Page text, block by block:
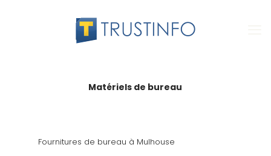
Matériels de bureau
Fournitures de bureau à Mulhouse